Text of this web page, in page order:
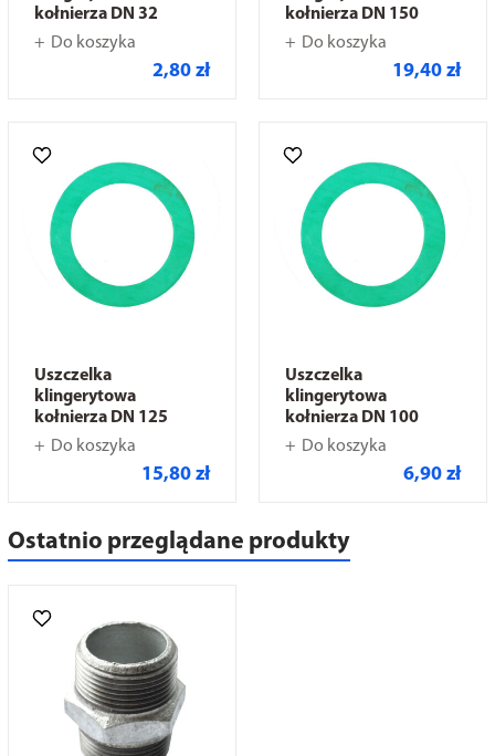
kołnierza DN 32
Do koszyka
2,80 zł
kołnierza DN 150
Do koszyka
19,40 zł
Uszczelka
klingerytowa
kołnierza DN 125
Do koszyka
15,80 zł
Uszczelka
klingerytowa
kołnierza DN 100
Do koszyka
6,90 zł
Ostatnio przeglądane produkty